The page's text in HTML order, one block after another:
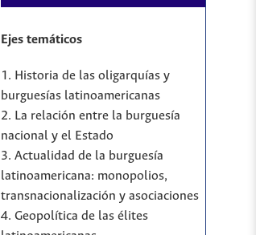
Ejes temáticos
1. Historia de las oligarquías y
burguesías latinoamericanas
2. La relación entre la burguesía
nacional y el Estado
3. Actualidad de la burguesía
latinoamericana: monopolios,
transnacionalización y asociaciones
4. Geopolítica de las élites